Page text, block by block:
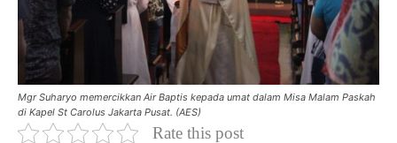
Mgr Suharyo memercikkan Air Baptis kepada umat dalam Misa Malam Paskah
di Kapel St Carolus Jakarta Pusat. (AES)
Rate this post